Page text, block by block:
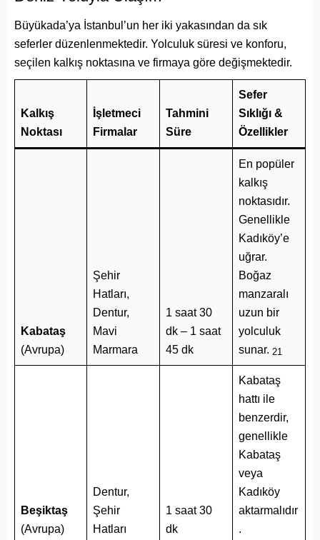
Büyükada’ya İstanbul’un her iki yakasından da sık
seferler düzenlenmektedir. Yolculuk süresi ve konforu,
seçilen kalkış noktasına ve firmaya göre değişmektedir.
Kalkış
Noktası
İşletmeci
Firmalar
Tahmini
Süre
Sefer
Sıklığı &
Özellikler
Kabataş
(Avrupa)
Şehir
Hatları,
Dentur,
Mavi
Marmara
1 saat 30
dk – 1 saat
45 dk
En popüler
kalkış
noktasıdır.
Genellikle
Kadıköy’e
uğrar.
Boğaz
manzaralı
uzun bir
yolculuk
sunar. 21
Beşiktaş
(Avrupa)
Dentur,
Şehir
Hatları
1 saat 30
dk
Kabataş
hattı ile
benzerdir,
genellikle
Kabataş
veya
Kadıköy
aktarmalıdır
.